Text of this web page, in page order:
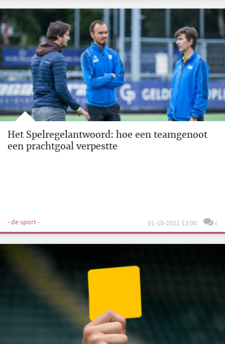
Het Spelregelantwoord: hoe een teamgenoot
een prachtgoal verpestte
- de sport - 01-10-2021 13:00 4